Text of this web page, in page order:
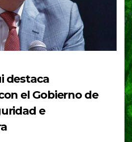
destaca
el Gobierno de
e